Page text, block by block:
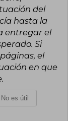
su obra ha
en la cultura
referente
escritores de
Maine, donde
y social
del
hasta la
entregar el
Si
el
en que
No es útil